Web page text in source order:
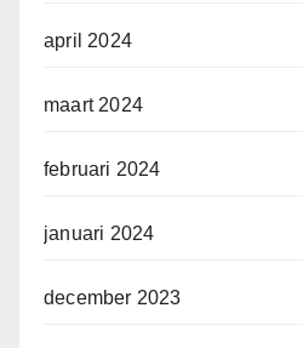
april 2024
maart 2024
februari 2024
januari 2024
december 2023